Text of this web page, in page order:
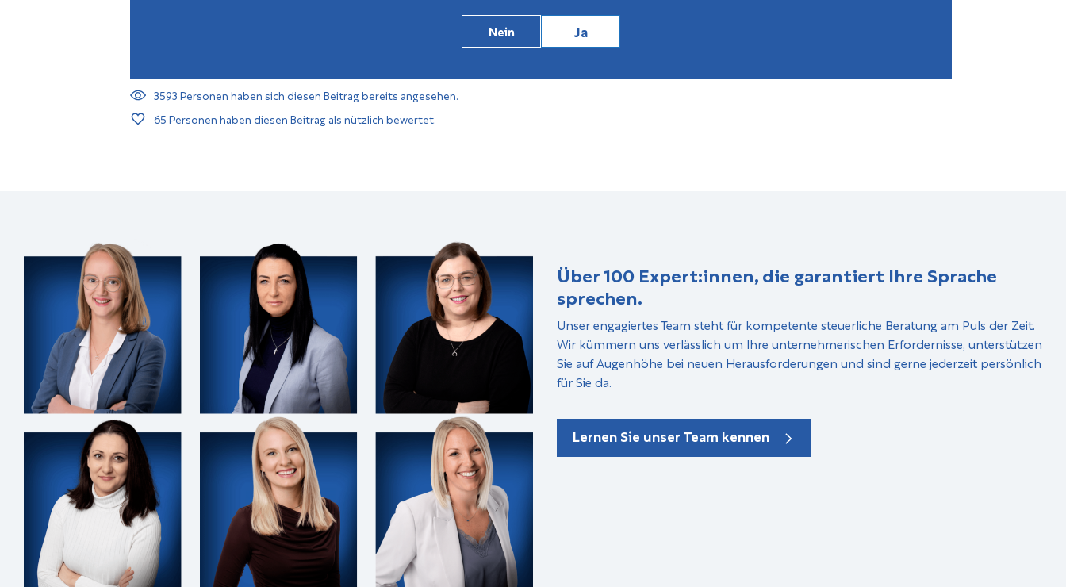
Nein Ja
3593Personen haben sich diesen Beitrag bereits angesehen.
65Personen haben diesen Beitrag als nützlich bewertet.
Über 100 Expert:innen, die garantiert Ihre Sprache
sprechen.
Unser engagiertes Team steht für kompetente steuerliche Beratung am Puls der Zeit.
Wir kümmern uns verlässlich um Ihre unternehmerischen Erfordernisse, unterstützen
Sie auf Augenhöhe bei neuen Herausforderungen und sind gerne jederzeit persönlich
für Sie da.
Lernen Sie unser Team kennen